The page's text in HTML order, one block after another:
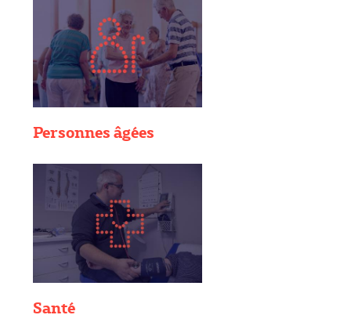
Personnes âgées
Santé